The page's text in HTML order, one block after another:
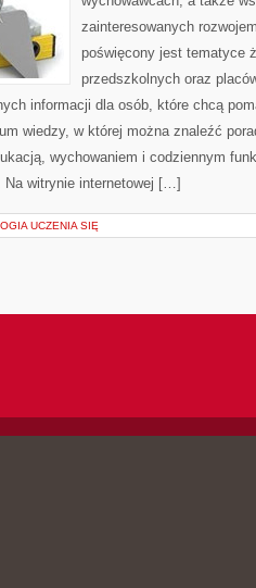
zainteresowanych
poświęcony jest tematyce
przedszkolnych oraz
informacji dla osób, które chcą
wiedzy, w której można znaleźć
wychowaniem i codziennym
Na witrynie internetowej […]
UCZENIA SIĘ